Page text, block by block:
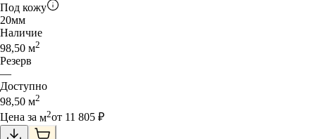
Под кожу
20мм
Наличие
98,50 м2
Резерв
—
Доступно
98,50 м2
Цена за м2от 11 805 ₽